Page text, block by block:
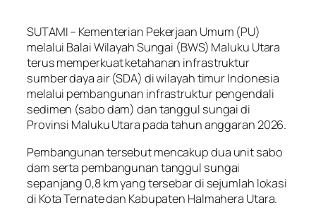
SUTAMI – Kementerian Pekerjaan Umum (PU)
melalui Balai Wilayah Sungai (BWS) Maluku Utara
terus memperkuat ketahanan infrastruktur
sumber daya air (SDA) di wilayah timur Indonesia
melalui pembangunan infrastruktur pengendali
sedimen (sabo dam) dan tanggul sungai di
Provinsi Maluku Utara pada tahun anggaran 2026.
Pembangunan tersebut mencakup dua unit sabo
dam serta pembangunan tanggul sungai
sepanjang 0,8 km yang tersebar di sejumlah lokasi
di Kota Ternate dan Kabupaten Halmahera Utara.